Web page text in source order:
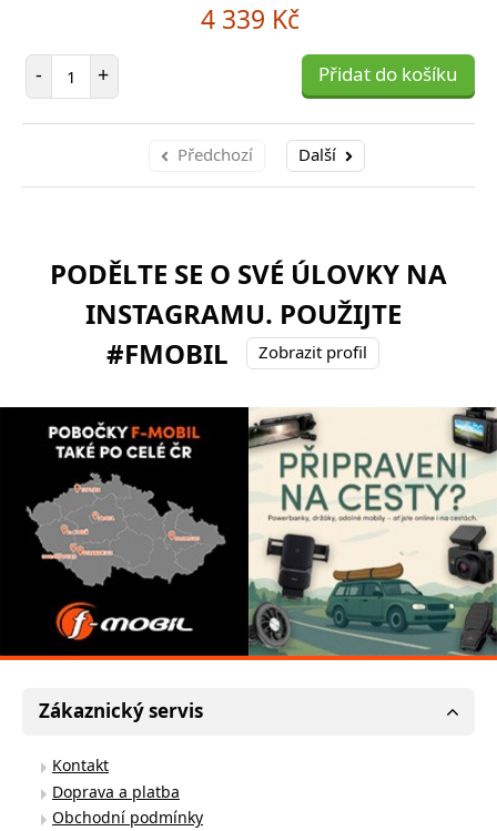
4 339 Kč
- Počet položek
+ Přidat do košíku
Předchozí Další
PODĚLTE SE O SVÉ ÚLOVKY NA
INSTAGRAMU. POUŽIJTE
#FMOBIL
Zobrazit profil
Zákaznický servis
Kontakt
Doprava a platba
Obchodní podmínky